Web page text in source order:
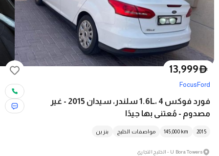
D
13,999
Ford
Focus
فورد فوكس 1.6L، 4 سلندر، سيدان 2015 - غير
مصدوم - مُعتنى بها جيدًا
2015
145,000 km مواصفات الخليج بنزين
U Bora Towers - الخليج التجاري